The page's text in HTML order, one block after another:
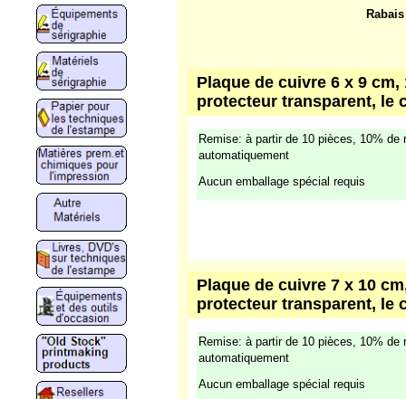
Plaque de cuivre 6 x 9
protecteur transparent, le
Remise: à partir de 10 pièces, 10% de
automatiquement
Aucun emballage spécial requis
Plaque de cuivre 7 x 10
protecteur transparent, le
Remise: à partir de 10 pièces, 10% de
automatiquement
Aucun emballage spécial requis